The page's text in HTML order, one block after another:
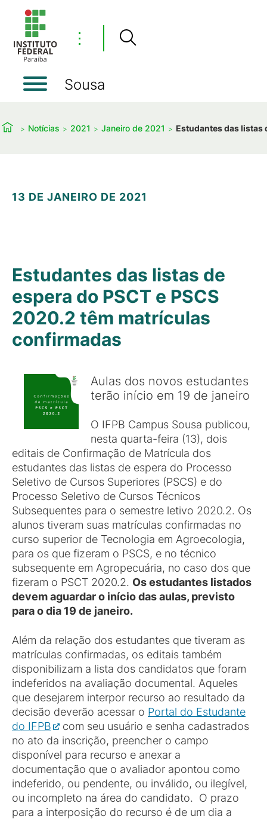
⋮
Sousa
Notícias 2021 Janeiro de 2021 Estudantes das listas
13 DE JANEIRO DE 2021
Estudantes das listas de
espera do PSCT e PSCS
2020.2 têm matrículas
confirmadas
Aulas dos novos estudantes
terão início em 19 de janeiro
O IFPB Campus Sousa publicou,
nesta quarta-feira (13), dois
editais de Confirmação de Matrícula dos
estudantes das listas de espera do Processo
Seletivo de Cursos Superiores (PSCS) e do
Processo Seletivo de Cursos Técnicos
Subsequentes para o semestre letivo 2020.2. Os
alunos tiveram suas matrículas confirmadas no
curso superior de Tecnologia em Agroecologia,
para os que fizeram o PSCS, e no técnico
subsequente em Agropecuária, no caso dos que
fizeram o PSCT 2020.2. Os estudantes listados
devem aguardar o início das aulas, previsto
para o dia 19 de janeiro.
Além da relação dos estudantes que tiveram as
matrículas confirmadas, os editais também
disponibilizam a lista dos candidatos que foram
indeferidos na avaliação documental. Aqueles
que desejarem interpor recurso ao resultado da
decisão deverão acessar o Portal do Estudante
do IFPB
com seu usuário e senha cadastrados
no ato da inscrição, preencher o campo
disponível para recurso e anexar a
documentação que o avaliador apontou como
indeferido, ou pendente, ou inválido, ou ilegível,
ou incompleto na área do candidato. O prazo
para a interposição do recurso é de um dia a